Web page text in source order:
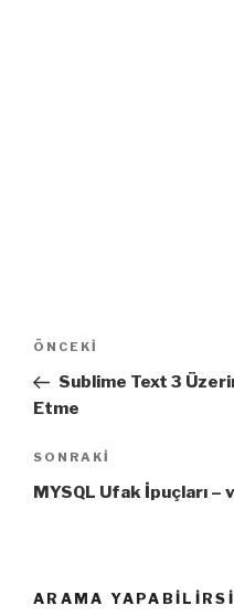
Yazı
Önceki
Yazı
ÖNCEKI
Sublime Text 3
Etme
Sonraki
Yazı
SONRAKI
MYSQL Ufak İpuçları –
ARAMA